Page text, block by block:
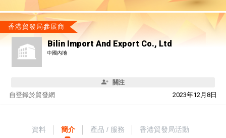
香港貿發局參展商
Bilin Import And Export Co., Ltd
中國內地
關注
自 2023年12月8日
登錄於貿發網
資料 簡介 產品 / 服務 香港貿發局活動